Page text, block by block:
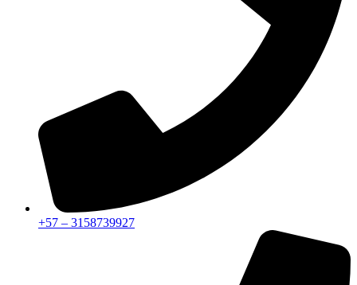
+57 – 3158739927